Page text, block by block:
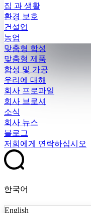
집 과 생활
환경 보호
건설업
농업
맞춤형 합성
맞춤형 제품
합성 및 가공
우리에 대해
회사 프로파일
회사 브로셔
소식
회사 뉴스
블로그
저희에게 연락하십시오
한국어
English